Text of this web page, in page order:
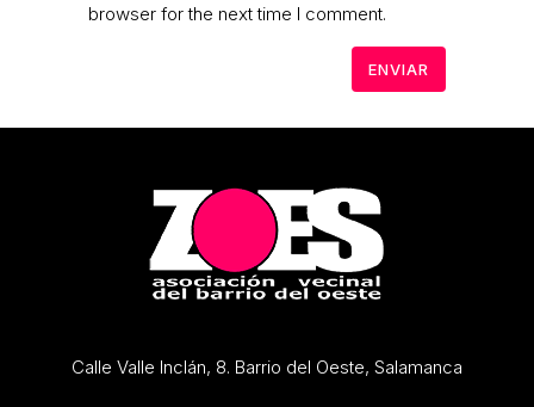
browser for the next time I comment.
Calle Valle Inclán, 8. Barrio del Oeste, Salamanca